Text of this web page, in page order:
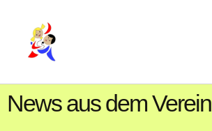
News aus dem Verein